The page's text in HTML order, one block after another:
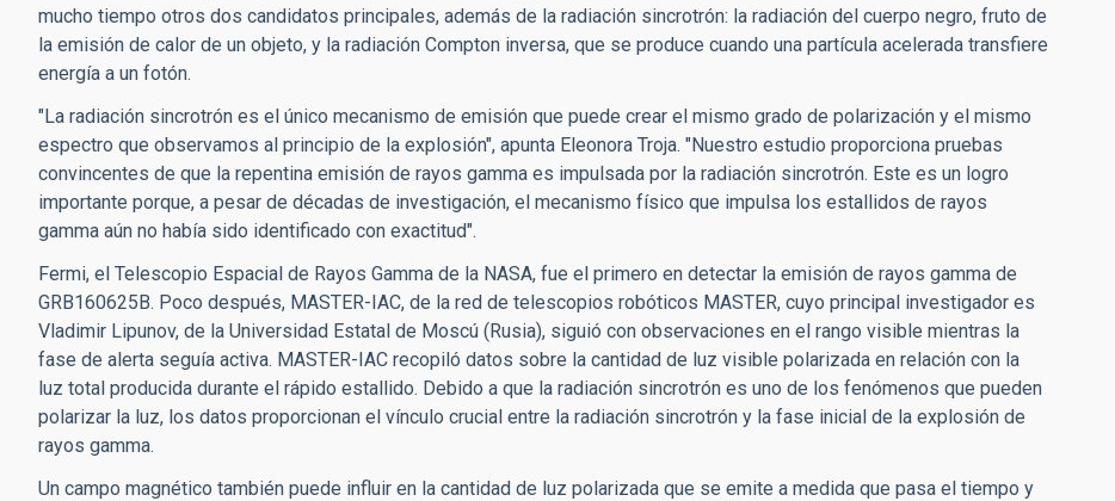
mucho tiempo otros dos candidatos principales, además de la radiación sincrotrón: la radiación del cuerpo negro, fruto de
la emisión de calor de un objeto, y la radiación Compton inversa, que se produce cuando una partícula acelerada transfiere
energía a un fotón.
"La radiación sincrotrón es el único mecanismo de emisión que puede crear el mismo grado de polarización y el mismo
espectro que observamos al principio de la explosión", apunta Eleonora Troja. "Nuestro estudio proporciona pruebas
convincentes de que la repentina emisión de rayos gamma es impulsada por la radiación sincrotrón. Este es un logro
importante porque, a pesar de décadas de investigación, el mecanismo físico que impulsa los estallidos de rayos
gamma aún no había sido identificado con exactitud".
Fermi, el Telescopio Espacial de Rayos Gamma de la NASA, fue el primero en detectar la emisión de rayos gamma de
GRB160625B. Poco después, MASTER-IAC, de la red de telescopios robóticos MASTER, cuyo principal investigador es
Vladimir Lipunov, de la Universidad Estatal de Moscú (Rusia), siguió con observaciones en el rango visible mientras la
fase de alerta seguía activa. MASTER-IAC recopiló datos sobre la cantidad de luz visible polarizada en relación con la
luz total producida durante el rápido estallido. Debido a que la radiación sincrotrón es uno de los fenómenos que pueden
polarizar la luz, los datos proporcionan el vínculo crucial entre la radiación sincrotrón y la fase inicial de la explosión de
rayos gamma.
Un campo magnético también puede influir en la cantidad de luz polarizada que se emite a medida que pasa el tiempo y